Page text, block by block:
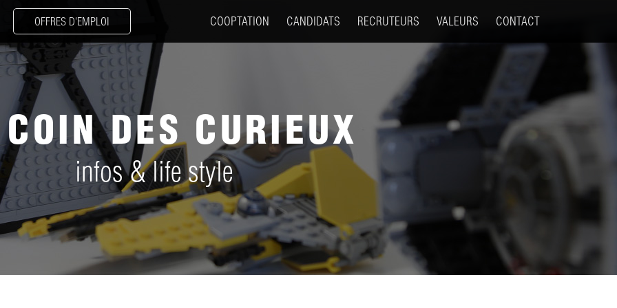
OFFRES D'EMPLOI COOPTATION CANDIDATS RECRUTEURS VALEURS CONTACT
DES CURIEUX
infos & life style